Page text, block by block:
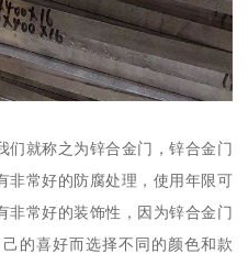
们就称之为锌合金门，锌合金门
非常好的防腐处理，使用年限可
非常好的装饰性，因为锌合金门
的喜好而选择不同的颜色和款